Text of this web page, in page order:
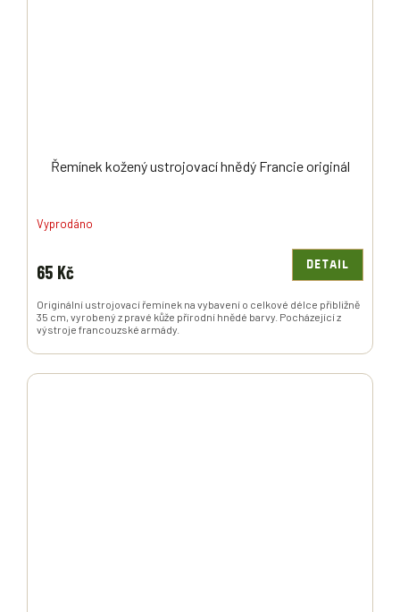
Řemínek kožený ustrojovací hnědý Francie originál
Vyprodáno
65 Kč DETAIL
Originální ustrojovací řemínek na vybavení o celkové délce přibližně
35 cm, vyrobený z pravé kůže přírodní hnědé barvy. Pocházející z
výstroje francouzské armády.